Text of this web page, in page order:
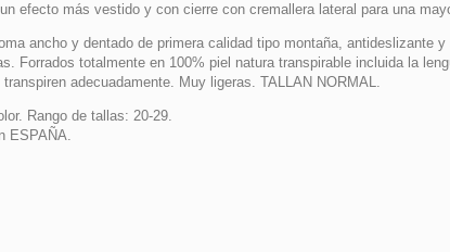
efecto más vestido y con cierre con cremallera lateral para una
ancho y dentado de primera calidad tipo montaña, antideslizante
Forrados totalmente en 100% piel natura transpirable incluida la
adecuadamente. Muy ligeras. TALLAN NORMAL.
Rango de tallas: 20-29.
ESPAÑA.